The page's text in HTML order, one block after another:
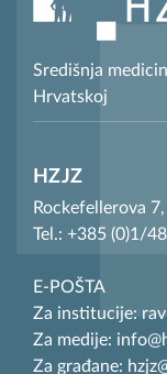
Središnja
Hrvatskoj
HZJZ
Rockefellerova
Tel.: +385 (0)1/
E-POŠTA
Za institucije:
Za medije:
Za građane: